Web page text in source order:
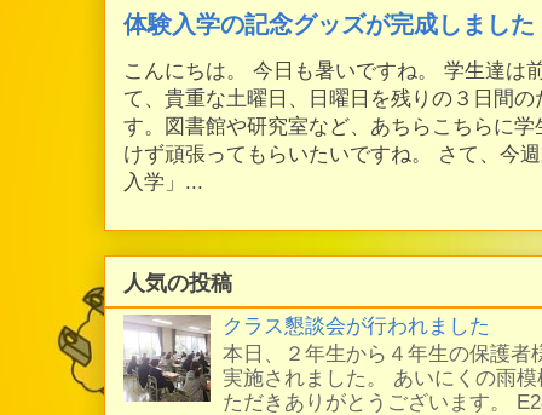
体験入学の記念グッズが完成しました
こんにちは。 今日も暑いですね。 学生達は
て、貴重な土曜日、日曜日を残りの３日間
す。図書館や研究室など、あちらこちらに
けず頑張ってもらいたいですね。 さて、今
入学」...
人気の投稿
クラス懇談会が行われました
本日、２年生から４年生の保護者
実施されました。 あいにくの雨
ただきありがとうございます。